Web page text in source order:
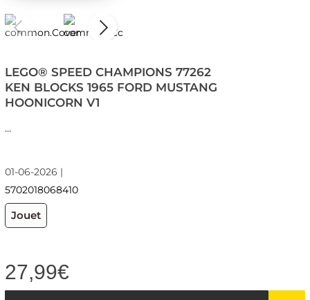
LEGO® SPEED CHAMPIONS 77262
KEN BLOCKS 1965 FORD MUSTANG
HOONICORN V1
...
01-06-2026 |
5702018068410
Jouet
27,99€